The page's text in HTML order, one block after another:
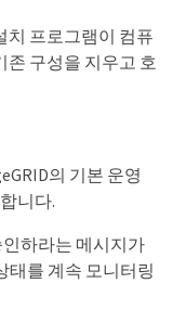
치 프로그램이 컴퓨
존 구성을 지우고 호
의 기본 운영
니다.
하라는 메시지가
태를 계속 모니터링